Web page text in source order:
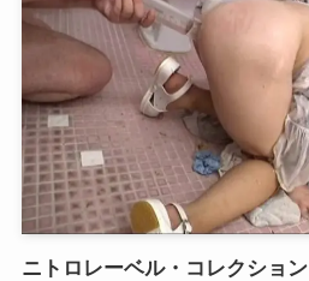
ニトロレーベル・コレクション